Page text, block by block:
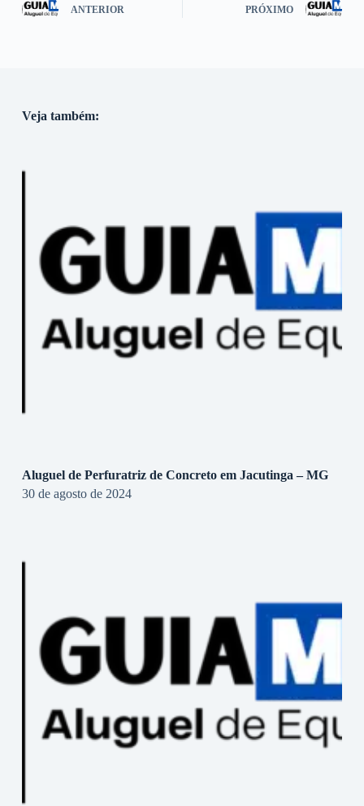
ANTERIOR PRÓXIMO
Veja também:
Aluguel de Perfuratriz de Concreto em Jacutinga – MG
30 de agosto de 2024